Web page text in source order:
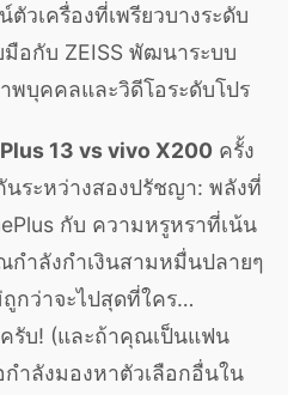
วเครื่องที่เพรียวบางระดับ
อกับ ZEISS พัฒนาระบบ
พบุคคลและวิดีโอระดับโปร
13 vs vivo X200 ครั้ง
นระหว่างสองปรัชญา: พลังที่
กับ ความหรูหราที่เน้น
ำลังกำเงินสามหมื่นปลายๆ
กว่าจะไปสุดที่ใคร…
รับ! (และถ้าคุณเป็นแฟน
กำลังมองหาตัวเลือกอื่นใน